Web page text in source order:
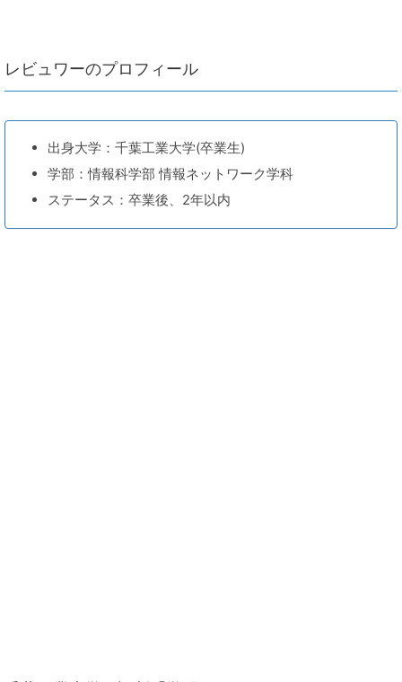
レビュワーのプロフィール
出身大学：千葉工業大学(卒業生)
学部：情報科学部 情報ネットワーク学科
ステータス：卒業後、2年以内